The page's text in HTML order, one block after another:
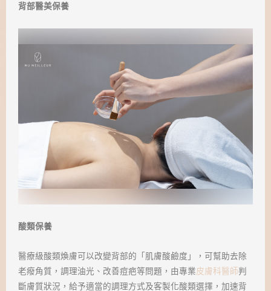
背部醫美保養
酸類保養
醫療級酸類煥膚可以改變背部的「肌膚酸鹼度」，可幫助去除
老癈角質，調理油光、改善痘疤等問題，由專業皮膚科醫師判
斷膚質狀況，給予適當的調理方式及客製化酸類選擇，加速背